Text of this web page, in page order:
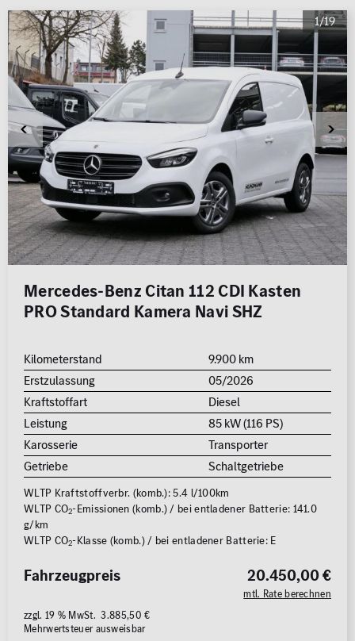
1/19
Mercedes-Benz Citan 112 CDI Kasten
PRO Standard Kamera Navi SHZ
Kilometerstand
9.900 km
Erstzulassung
05/2026
Kraftstoffart
Diesel
Leistung
85 kW (116 PS)
Karosserie
Transporter
Getriebe
Schaltgetriebe
WLTP Kraftstoffverbr. (komb.): 5.4 l/100km
WLTP CO2-Emissionen (komb.) / bei entladener Batterie: 141.0
g/km
WLTP CO2-Klasse (komb.) / bei entladener Batterie: E
20.450,00 €
mtl. Rate berechnen
Fahrzeugpreis
zzgl. 19 % MwSt. 3.885,50 €
Mehrwertsteuer ausweisbar